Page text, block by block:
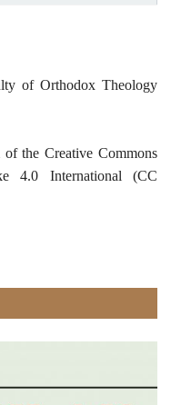
of Orthodox Theology
the Creative Commons
4.0 International (CC